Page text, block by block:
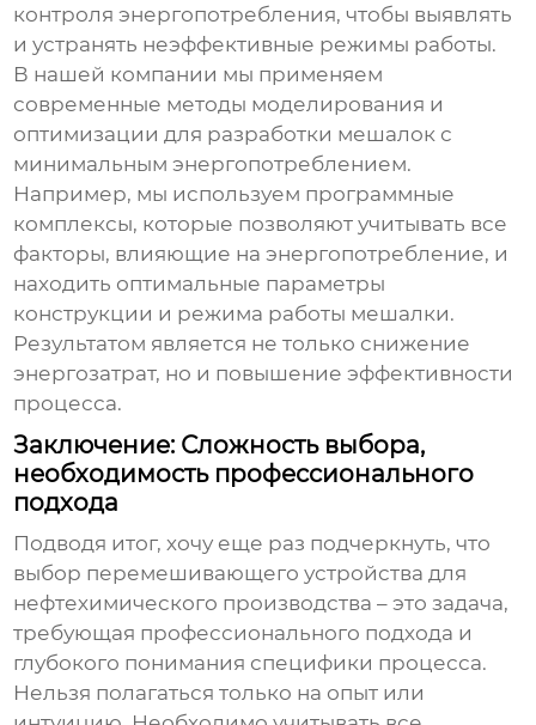
контроля энергопотребления, чтобы выявлять
и устранять неэффективные режимы работы.
В нашей компании мы применяем
современные методы моделирования и
оптимизации для разработки мешалок с
минимальным энергопотреблением.
Например, мы используем программные
комплексы, которые позволяют учитывать все
факторы, влияющие на энергопотребление, и
находить оптимальные параметры
конструкции и режима работы мешалки.
Результатом является не только снижение
энергозатрат, но и повышение эффективности
процесса.
Заключение: Сложность выбора,
необходимость профессионального
подхода
Подводя итог, хочу еще раз подчеркнуть, что
выбор перемешивающего устройства для
нефтехимического производства – это задача,
требующая профессионального подхода и
глубокого понимания специфики процесса.
Нельзя полагаться только на опыт или